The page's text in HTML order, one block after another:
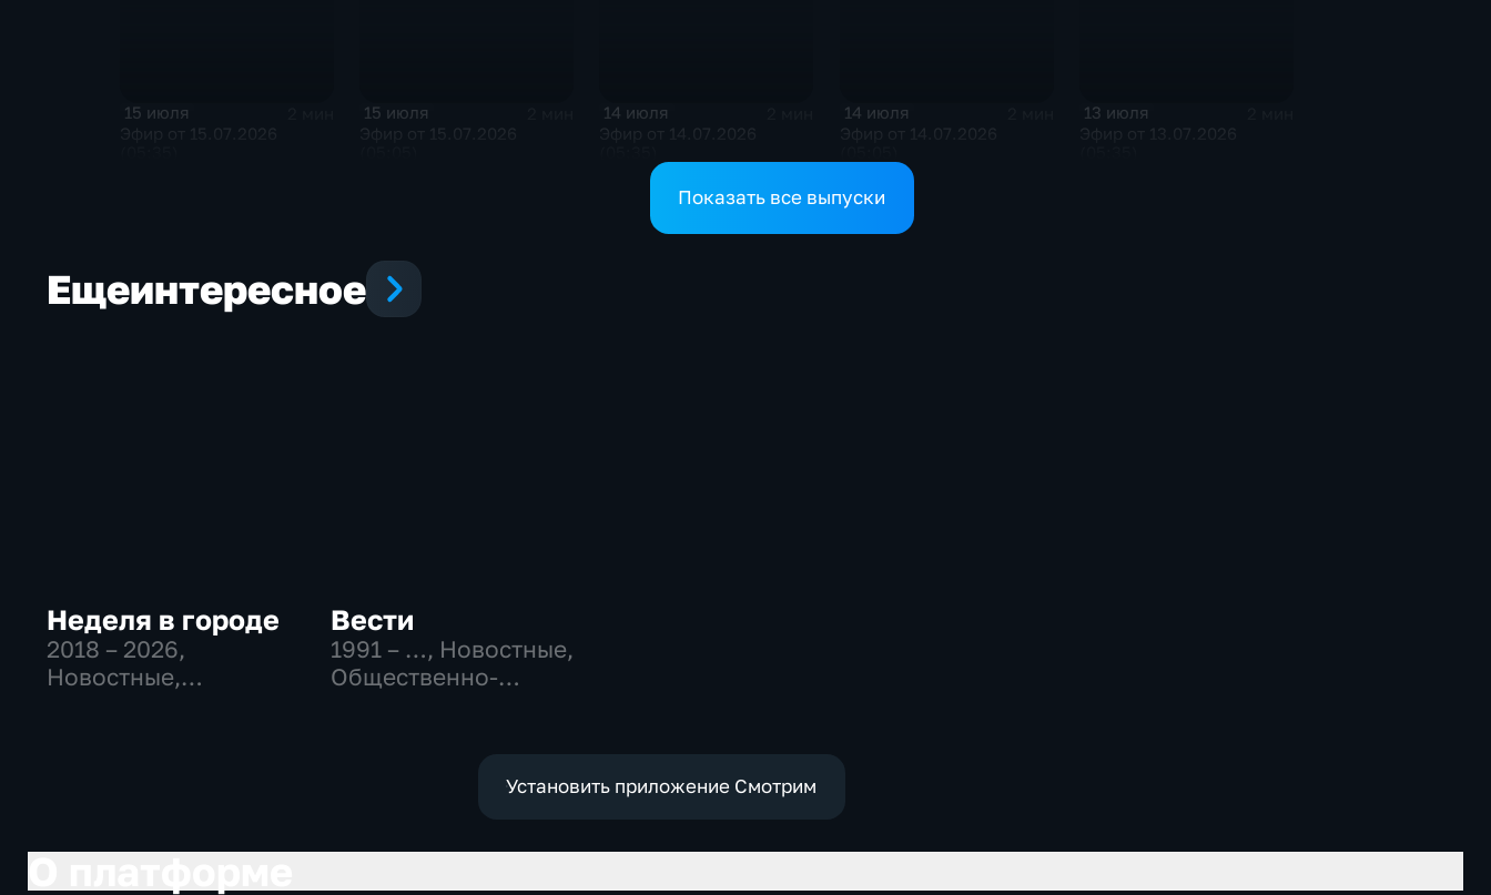
15 июля 15 июля 14 июля 14 июля 13 июля
Показать все выпуски
Ещеинтересное
Неделя в городе
2018 – 2026,
Новостные,
Вести
1991 – …, Новостные,
Общественно-
Установить приложение Смотрим